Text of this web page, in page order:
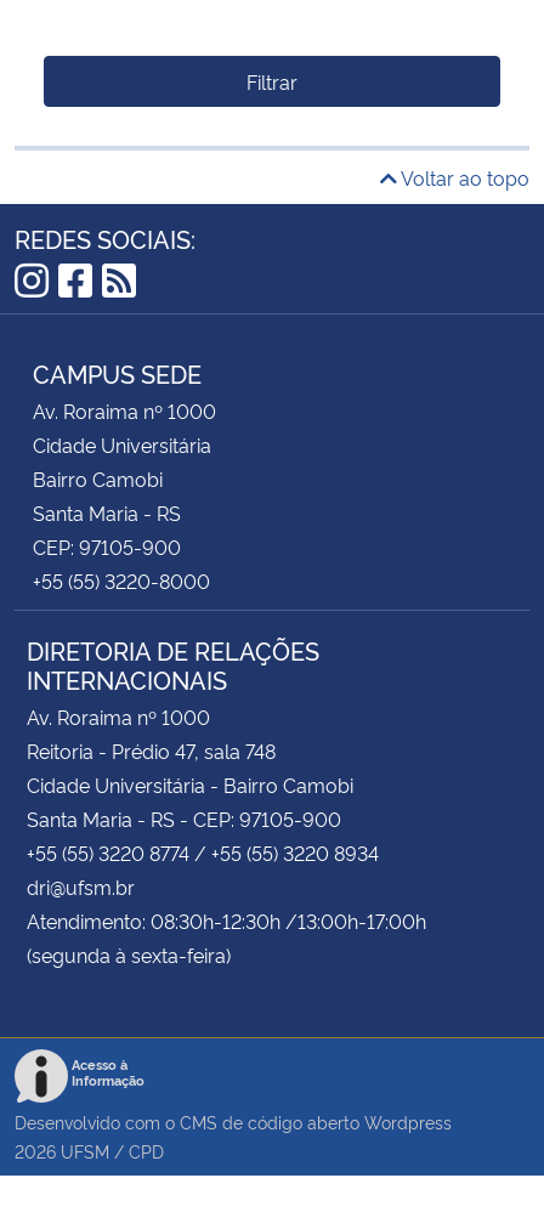
Filtrar
Voltar ao topo
REDES SOCIAIS:
Instagram
Facebook
RSS
CAMPUS SEDE
Av. Roraima nº 1000
Cidade Universitária
Bairro Camobi
Santa Maria - RS
CEP: 97105-900
+55 (55) 3220-8000
DIRETORIA DE RELAÇÕES
INTERNACIONAIS
Av. Roraima nº 1000
Reitoria - Prédio 47, sala 748
Cidade Universitária - Bairro Camobi
Santa Maria - RS - CEP: 97105-900
+55 (55) 3220 8774 / +55 (55) 3220 8934
dri@ufsm.br
Atendimento: 08:30h-12:30h /13:00h-17:00h
(segunda à sexta-feira)
Acesso à
Informação
Desenvolvido com o CMS de código aberto Wordpress
2026 UFSM / CPD